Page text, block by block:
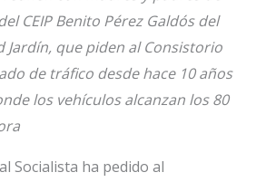
CEIP Benito Pérez Galdós del
Jardín, que piden al Consistorio
de tráfico desde hace 10 años
los vehículos alcanzan los 80
Socialista ha pedido al